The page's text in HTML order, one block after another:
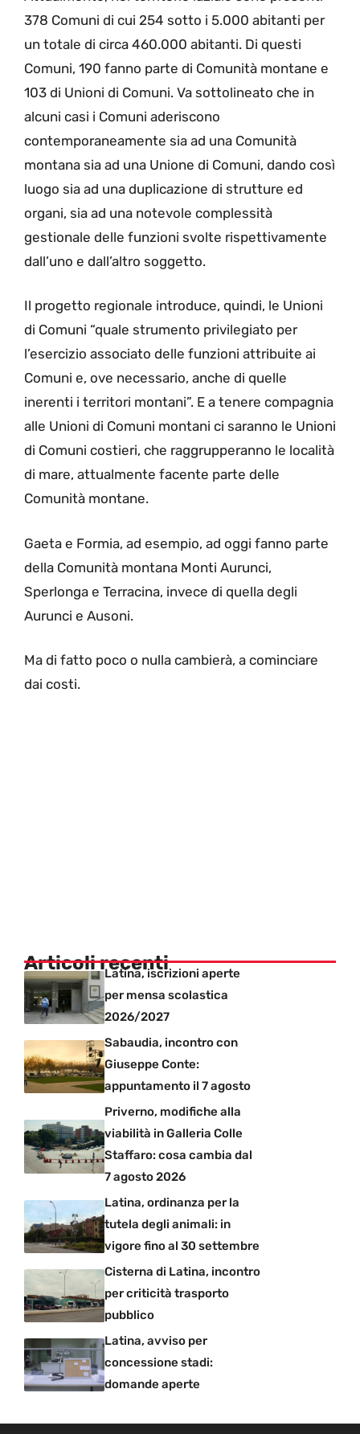
378 Comuni di cui 254 sotto i 5.000 abitanti per
un totale di circa 460.000 abitanti. Di questi
Comuni, 190 fanno parte di Comunità montane e
103 di Unioni di Comuni. Va sottolineato che in
alcuni casi i Comuni aderiscono
contemporaneamente sia ad una Comunità
montana sia ad una Unione di Comuni, dando così
luogo sia ad una duplicazione di strutture ed
organi, sia ad una notevole complessità
gestionale delle funzioni svolte rispettivamente
dall’uno e dall’altro soggetto.
Il progetto regionale introduce, quindi, le Unioni
di Comuni “quale strumento privilegiato per
l’esercizio associato delle funzioni attribuite ai
Comuni e, ove necessario, anche di quelle
inerenti i territori montani”. E a tenere compagnia
alle Unioni di Comuni montani ci saranno le Unioni
di Comuni costieri, che raggrupperanno le località
di mare, attualmente facente parte delle
Comunità montane.
Gaeta e Formia, ad esempio, ad oggi fanno parte
della Comunità montana Monti Aurunci,
Sperlonga e Terracina, invece di quella degli
Aurunci e Ausoni.
Ma di fatto poco o nulla cambierà, a cominciare
dai costi.
Articoli recentiLatina, iscrizioni aperte
per mensa scolastica
2026/2027
Sabaudia, incontro con
Giuseppe Conte:
appuntamento il 7 agosto
Priverno, modifiche alla
viabilità in Galleria Colle
Staffaro: cosa cambia dal
7 agosto 2026
Latina, ordinanza per la
tutela degli animali: in
vigore fino al 30 settembre
Cisterna di Latina, incontro
per criticità trasporto
pubblico
Latina, avviso per
concessione stadi:
domande aperte